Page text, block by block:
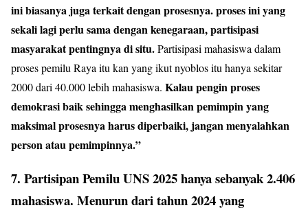
ini biasanya juga terkait dengan prosesnya. proses ini yang
sekali lagi perlu sama dengan kenegaraan, partisipasi
masyarakat pentingnya di situ.Partisipasi mahasiswa dalam
proses pemilu Raya itu kan yang ikut nyoblos itu hanya sekitar
2000 dari 40.000 lebih mahasiswa. Kalau pengin proses
demokrasi baik sehingga menghasilkan pemimpin yang
maksimal prosesnya harus diperbaiki, jangan menyalahkan
person atau pemimpinnya.”
7. Partisipan Pemilu UNS 2025 hanya sebanyak 2.406
mahasiswa. Menurun dari tahun 2024 yang